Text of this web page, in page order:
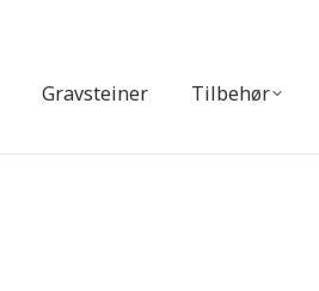
Gravsteiner Tilbehør